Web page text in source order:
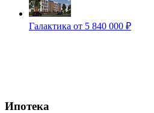
Галактика от 5 840 000 ₽
Ипотека